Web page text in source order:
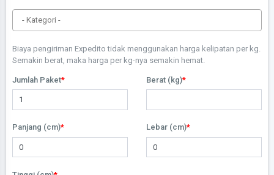
Biaya pengiriman Expedito tidak menggunakan harga kelipatan per kg.
Semakin berat, maka harga per kg-nya semakin hemat.
Jumlah Paket Berat (kg)
Panjang (cm) Lebar (cm)